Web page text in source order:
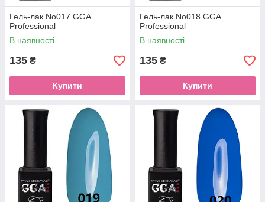
Гель-лак No017 GGA
Professional
В наявності
135 ₴
Купити
Гель-лак No018 GGA
Professional
В наявності
135 ₴
Купити